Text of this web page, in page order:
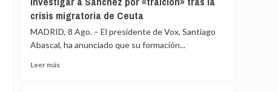
crisis migratoria de Ceuta
MADRID, 8 Ago. – El presidente de Vox, Santiago
Abascal, ha anunciado que su formación...
Leer másLeer